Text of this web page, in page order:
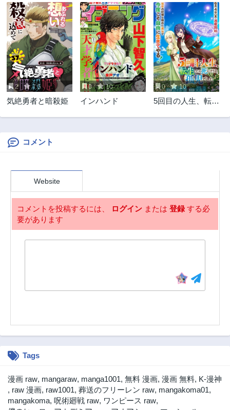
2 7.5
気絶勇者と暗殺姫
0 10
インハンド
0 10
5回目の人生、転生
コメント
Website
コメントを投稿するには、 ログイン または 登録する必
要があります
Tags
漫画 raw, mangaraw, manga1001, 無料 漫画, 漫画 無料, K-漫神
, raw 漫画, raw1001, 葬送のフリーレン raw, mangakoma01,
mangakoma, 呪術廻戦 raw, ワンピース raw,